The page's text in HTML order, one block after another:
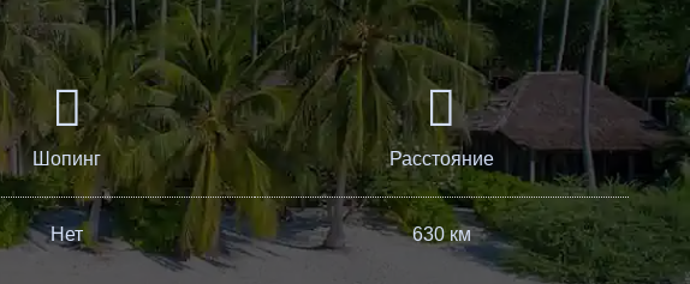
Шопинг
Нет
Расстояние
630 км